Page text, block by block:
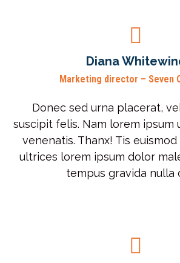
Diana
Marketing director – Seven
Donec sed urna placerat,
suscipit felis. Nam lorem ipsum
venenatis. Thanx! Tis
ultrices lorem ipsum dolor
tempus gravida nulla